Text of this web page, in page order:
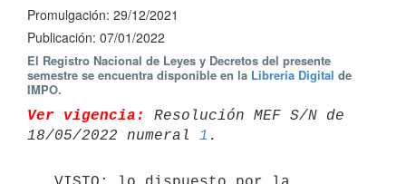
Promulgación: 29/12/2021
Publicación: 07/01/2022
El Registro Nacional de Leyes y Decretos del presente
semestre se encuentra disponible en la Librería Digital de
IMPO.
Ver vigencia:
Resolución MEF S/N de
18/05/2022 numeral 1